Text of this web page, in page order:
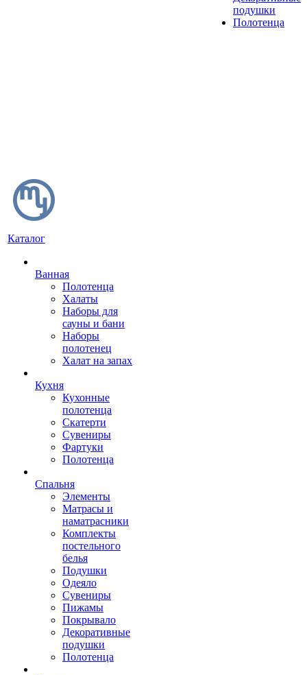
подушки
Полотенца
Каталог
Ванная
Полотенца
Халаты
Наборы для
сауны и бани
Наборы
полотенец
Халат на запах
Кухня
Кухонные
полотенца
Скатерти
Сувениры
Фартуки
Полотенца
Спальня
Элементы
Матрасы и
наматрасники
Комплекты
постельного
белья
Подушки
Одеяло
Сувениры
Пижамы
Покрывало
Декоративные
подушки
Полотенца